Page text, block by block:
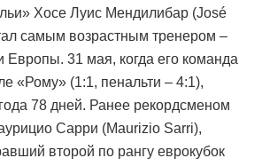
Хосе Луис Мендилибар (José
самым возрастным тренером –
Европы. 31 мая, когда его команда
«Рому» (1:1, пенальти – 4:1),
78 дней. Ранее рекордсменом
Сарри (Maurizio Sarri),
второй по рангу еврокубок